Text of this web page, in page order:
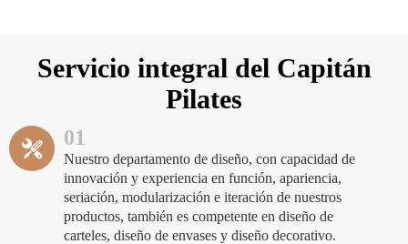
Servicio integral del Capitán
Pilates
01
Nuestro departamento de diseño, con capacidad de
innovación y experiencia en función, apariencia,
seriación, modularización e iteración de nuestros
productos, también es competente en diseño de
carteles, diseño de envases y diseño decorativo.